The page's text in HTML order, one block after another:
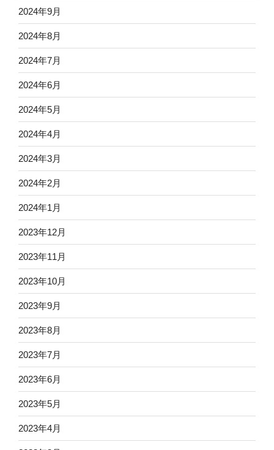
2024年9月
2024年8月
2024年7月
2024年6月
2024年5月
2024年4月
2024年3月
2024年2月
2024年1月
2023年12月
2023年11月
2023年10月
2023年9月
2023年8月
2023年7月
2023年6月
2023年5月
2023年4月